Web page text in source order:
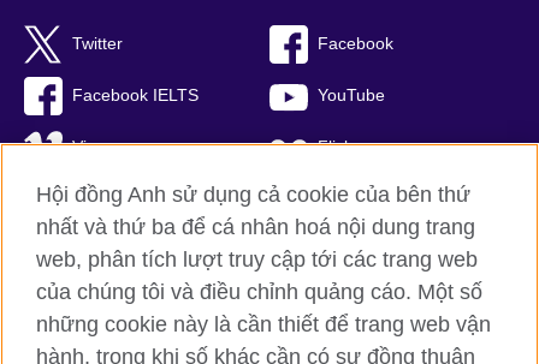
Twitter Facebook
Facebook IELTS YouTube
Vimeo Flickr
RSS TikTok
Hội đồng Anh toàn cầu
Bảo mật thông tin và quy định sử dụng
Hội đồng Anh sử dụng cả cookie của bên thứ
nhất và thứ ba để cá nhân hoá nội dung trang
web, phân tích lượt truy cập tới các trang web
của chúng tôi và điều chỉnh quảng cáo. Một số
những cookie này là cần thiết để trang web vận
hành, trong khi số khác cần có sự đồng thuận